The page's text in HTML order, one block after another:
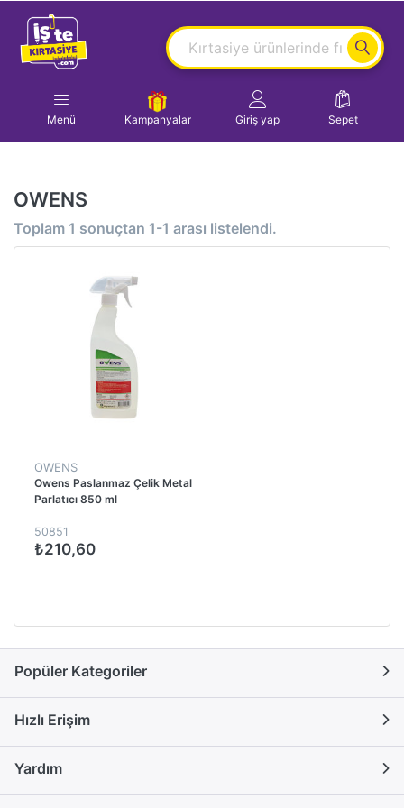
Menü Kampanyalar Giriş yap Sepet
OWENS
Toplam 1 sonuçtan 1-1 arası listelendi.
OWENS
Owens Paslanmaz Çelik Metal
Parlatıcı 850 ml
50851
₺210,60
Popüler Kategoriler
Hızlı Erişim
Yardım